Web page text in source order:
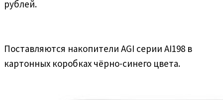
рублей.
Поставляются накопители AGI серии AI198 в
картонных коробках чёрно-синего цвета.